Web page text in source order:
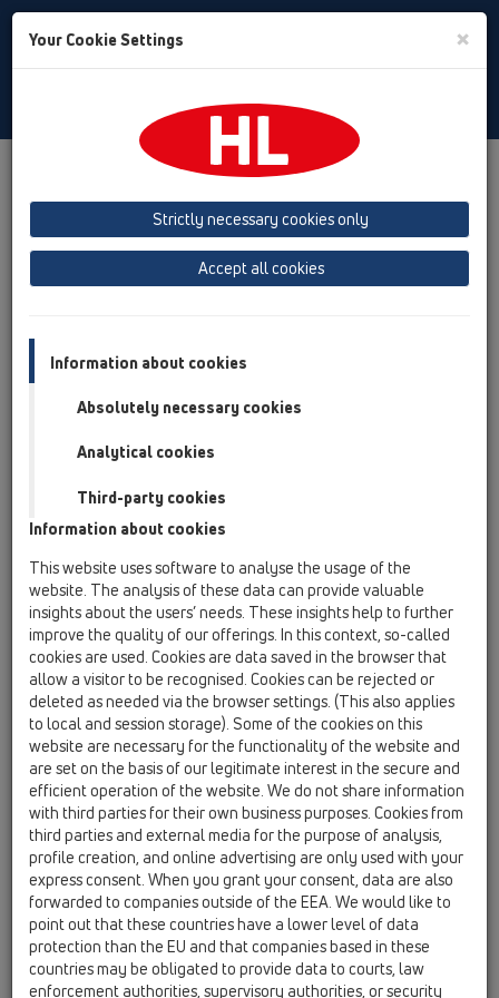
Toggle
Обзор продукта
05 Дизайн-душевые
душевой лоток
Продукты
Установка на плоскости
HL53K
Обзор продукта
душевой лоток
Продукты
Установка на плоскости
HL53
HL53K
HL53K
Корпус душевого лотка
InFloor, DN50
Your Cookie Settings ×
Strictly necessary cookies only
Accept all cookies
Information about cookies
Absolutely necessary cookies
Analytical cookies
Third-party cookies
Information about cookies
This website uses software to analyse the usage of the
website. The analysis of these data can provide valuable
insights about the users’ needs. These insights help to further
improve the quality of our offerings. In this context, so-called
cookies are used. Cookies are data saved in the browser that
allow a visitor to be recognised. Cookies can be rejected or
deleted as needed via the browser settings. (This also applies
to local and session storage). Some of the cookies on this
website are necessary for the functionality of the website and
are set on the basis of our legitimate interest in the secure and
efficient operation of the website. We do not share information
with third parties for their own business purposes. Cookies from
third parties and external media for the purpose of analysis,
profile creation, and online advertising are only used with your
express consent. When you grant your consent, data are also
forwarded to companies outside of the EEA. We would like to
point out that these countries have a lower level of data
protection than the EU and that companies based in these
countries may be obligated to provide data to courts, law
enforcement authorities, supervisory authorities, or security